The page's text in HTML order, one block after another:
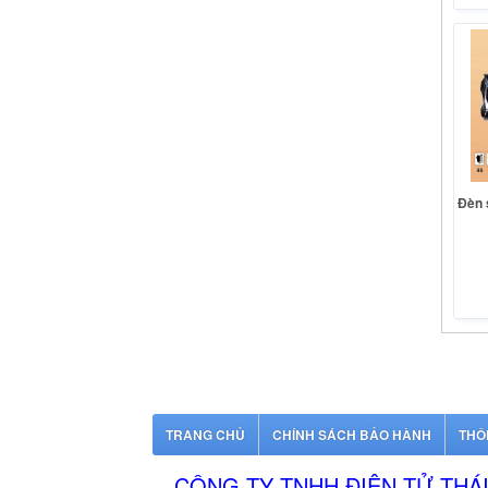
Đèn
TRANG CHỦ CHÍNH SÁCH BẢO HÀNH